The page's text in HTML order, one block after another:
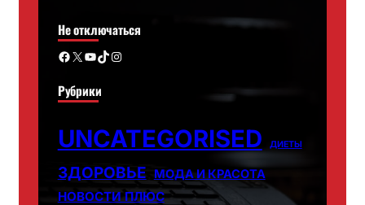
Не отключаться
Facebook X YouTube TikTok Instagram
Рубрики
UNCATEGORISED ДИЕТЫ
ЗДОРОВЬЕ МОДА И КРАСОТА
НОВОСТИ ПЛЮС